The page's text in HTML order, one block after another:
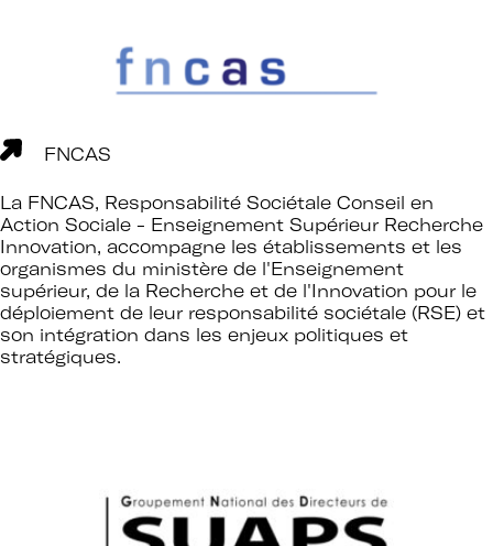
FNCAS
La FNCAS, Responsabilité Sociétale Conseil en
Action Sociale - Enseignement Supérieur Recherche
Innovation, accompagne les établissements et les
organismes du ministère de l'Enseignement
supérieur, de la Recherche et de l'Innovation pour le
déploiement de leur responsabilité sociétale (RSE) et
son intégration dans les enjeux politiques et
stratégiques.